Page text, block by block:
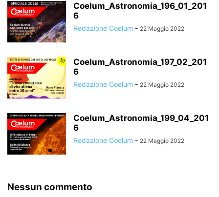
Coelum_Astronomia_196_01_201
6
Redazione Coelum - 22 Maggio 2022
Coelum_Astronomia_197_02_201
6
Redazione Coelum - 22 Maggio 2022
Coelum_Astronomia_199_04_201
6
Redazione Coelum - 22 Maggio 2022
Nessun commento